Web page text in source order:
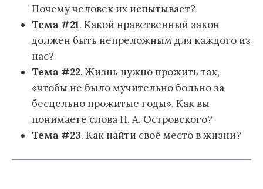
Почему человек их испытывает?
Тема #21. Какой нравственный закон
должен быть непреложным для каждого из
нас?
Тема #22. Жизнь нужно прожить так,
«чтобы не было мучительно больно за
бесцельно прожитые годы». Как вы
понимаете слова Н. А. Островского?
Тема #23. Как найти своё место в жизни?